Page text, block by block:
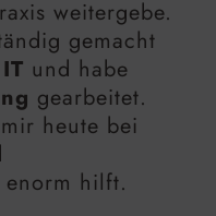
weitergebe.
gemacht
IT und habe
gearbeitet.
heute bei
enorm hilft.